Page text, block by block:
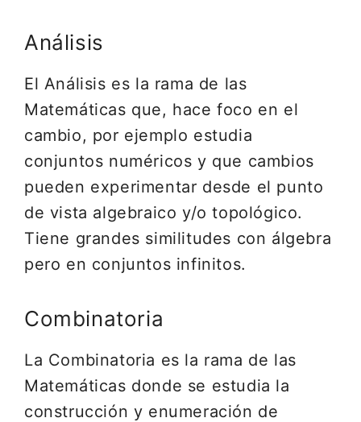
Análisis
El Análisis es la rama de las
Matemáticas que, hace foco en el
cambio, por ejemplo estudia
conjuntos numéricos y que cambios
pueden experimentar desde el punto
de vista algebraico y/o topológico.
Tiene grandes similitudes con álgebra
pero en conjuntos infinitos.
Combinatoria
La Combinatoria es la rama de las
Matemáticas donde se estudia la
construcción y enumeración de